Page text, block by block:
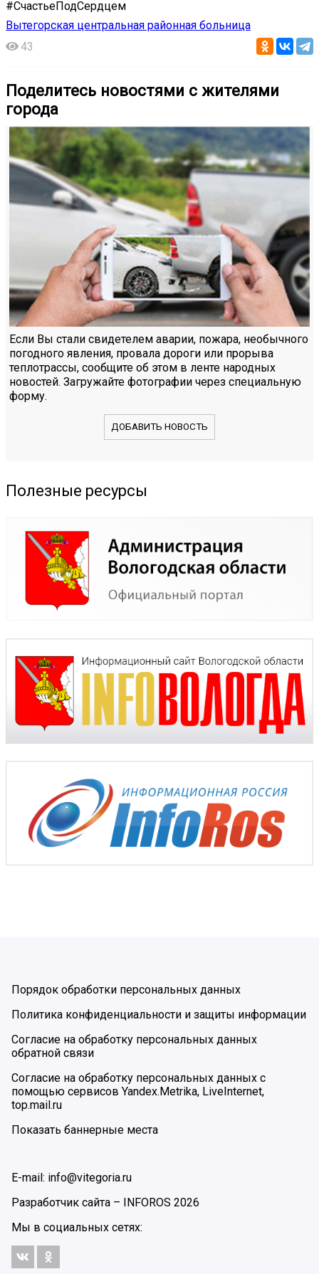
#СчастьеПодСердцем
Вытегорская центральная районная больница
43
Поделитесь новостями с жителями
города
Если Вы стали свидетелем аварии, пожара, необычного
погодного явления, провала дороги или прорыва
теплотрассы, сообщите об этом в ленте народных
новостей. Загружайте фотографии через специальную
форму.
ДОБАВИТЬ НОВОСТЬ
Полезные ресурсы
Порядок обработки персональных данных
Политика конфиденциальности и защиты информации
Согласие на обработку персональных данных
обратной связи
Согласие на обработку персональных данных с
помощью сервисов Yandex.Metrika, LiveInternet,
top.mail.ru
Показать баннерные места
E-mail: info@vitegoria.ru
Разработчик сайта – INFOROS 2026
Мы в социальных сетях: